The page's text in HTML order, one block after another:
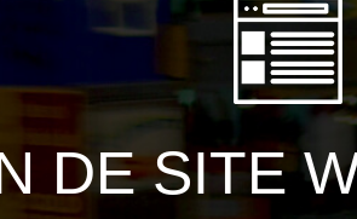
DE SITE